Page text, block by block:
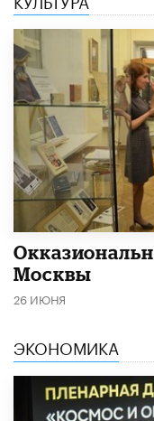
Москвы
26 ИЮНЯ
ЭКОНОМИКА